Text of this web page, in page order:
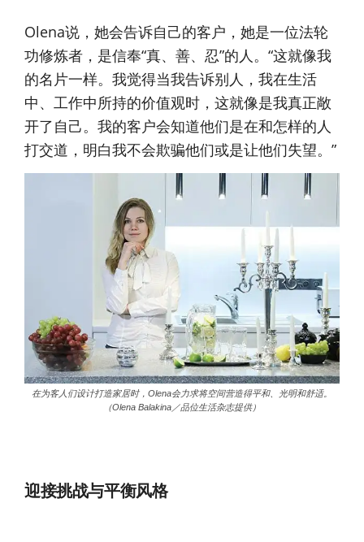
Olena说，她会告诉自己的客户，她是一位法轮
功修炼者，是信奉“真、善、忍”的人。“这就像我
的名片一样。我觉得当我告诉别人，我在生活
中、工作中所持的价值观时，这就像是我真正敞
开了自己。我的客户会知道他们是在和怎样的人
打交道，明白我不会欺骗他们或是让他们失望。”
在为客人们设计打造家居时，Olena会力求将空间营造得平和、光明和舒适。
（Olena Balakina／品位生活杂志提供）
迎接挑战与平衡风格